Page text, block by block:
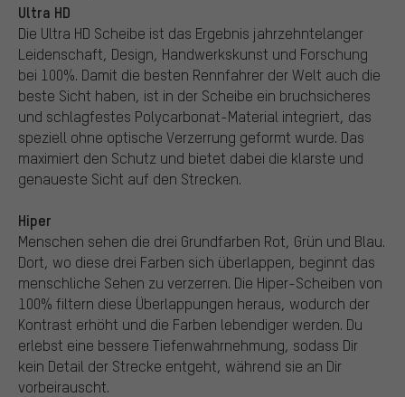
Ultra HD
Die Ultra HD Scheibe ist das Ergebnis jahrzehntelanger
Leidenschaft, Design, Handwerkskunst und Forschung
bei 100%. Damit die besten Rennfahrer der Welt auch die
beste Sicht haben, ist in der Scheibe ein bruchsicheres
und schlagfestes Polycarbonat-Material integriert, das
speziell ohne optische Verzerrung geformt wurde. Das
maximiert den Schutz und bietet dabei die klarste und
genaueste Sicht auf den Strecken.
Hiper
Menschen sehen die drei Grundfarben Rot, Grün und Blau.
Dort, wo diese drei Farben sich überlappen, beginnt das
menschliche Sehen zu verzerren. Die Hiper-Scheiben von
100% filtern diese Überlappungen heraus, wodurch der
Kontrast erhöht und die Farben lebendiger werden. Du
erlebst eine bessere Tiefenwahrnehmung, sodass Dir
kein Detail der Strecke entgeht, während sie an Dir
vorbeirauscht.